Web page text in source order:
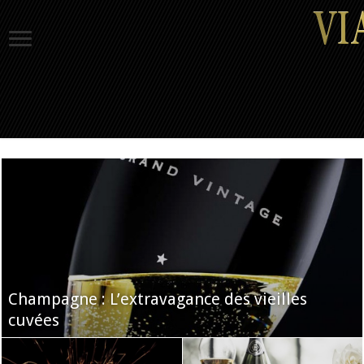
Champagne : L’extravagance des vieilles
cuvées